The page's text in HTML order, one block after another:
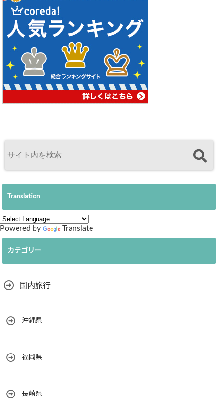
Translation
Powered by Translate
カテゴリー
国内旅行
沖縄県
福岡県
長崎県